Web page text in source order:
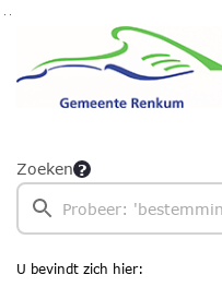
Ga naar de inhoud van deze pagina
Ga naar het zoeken
Ga naar het menu
Zoeken
U bevindt zich hier: